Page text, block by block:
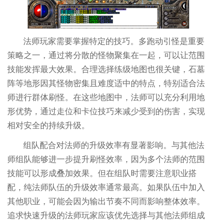
法师玩家需要掌握特定的技巧。多跑动引怪是重要
策略之一，通过将分散的怪物聚集在一起，可以让范围
技能发挥最大效果。合理选择练级地图也很关键，石墓
阵等地形因其怪物密集且难度适中的特点，特别适合法
师进行群体刷怪。在这些地图中，法师可以充分利用地
形优势，通过走位和卡位技巧来减少受到的伤害，实现
相对安全的持续升级。
组队配合对法师的升级效率有显著影响。与其他法
师组队能够进一步提升刷怪效率，因为多个法师的范围
技能可以形成叠加效果。但在组队时需要注意职业搭
配，纯法师队伍的升级效率通常最高。如果队伍中加入
其他职业，可能会因为输出节奏不同而影响整体效率。
追求快速升级的法师玩家应该优先选择与其他法师组成